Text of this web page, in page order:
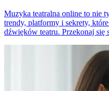
Muzyka teatralna online to nie
trendy, platformy i sekrety,
dźwięków teatru. Przekonaj się